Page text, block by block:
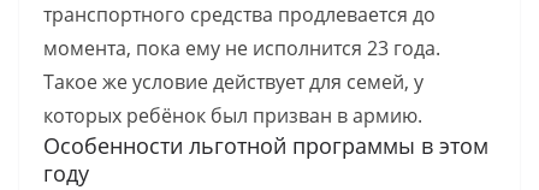
транспортного средства продлевается до
момента, пока ему не исполнится 23 года.
Такое же условие действует для семей, у
которых ребёнок был призван в армию.
Особенности льготной программы в этом
году